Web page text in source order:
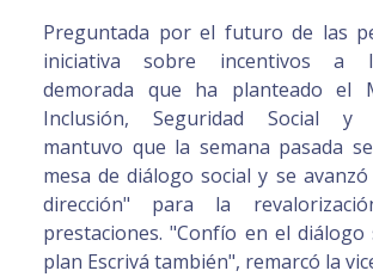
Preguntada por el futuro de las
iniciativa sobre incentivos a
demorada que ha planteado el
Inclusión, Seguridad Social y
mantuvo que la semana pasada
mesa de diálogo social y se
dirección" para la
prestaciones. "Confío en el diálogo
plan Escrivá también", remarcó la